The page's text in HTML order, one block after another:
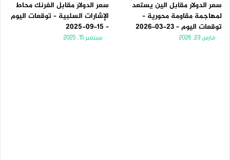
سعر الدولار مقابل الين يستعد
لمهاجمة مقاومة محورية –
توقعات اليوم – 23-03-2026
مارس 23, 2026
سعر الدولار مقابل الفرنك محاط
الإشارات السلبية – توقعات اليوم
– 15-09-2025
سبتمبر 15, 2025